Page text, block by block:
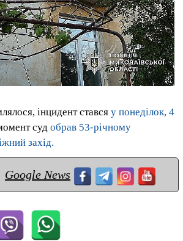
інцидент стався у понеділок, 4
суд обрав 53-річному
захід.
Google News